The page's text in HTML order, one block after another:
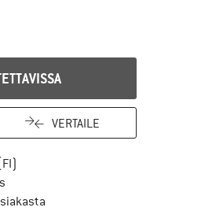
VERTAILE
Siirry palautusoikeuteen täältä